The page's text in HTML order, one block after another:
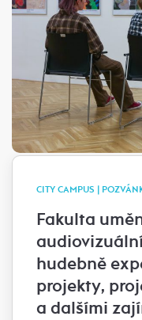
CITY CAMPUS |
Fakulta
hudebně
projekty,
a dalšími